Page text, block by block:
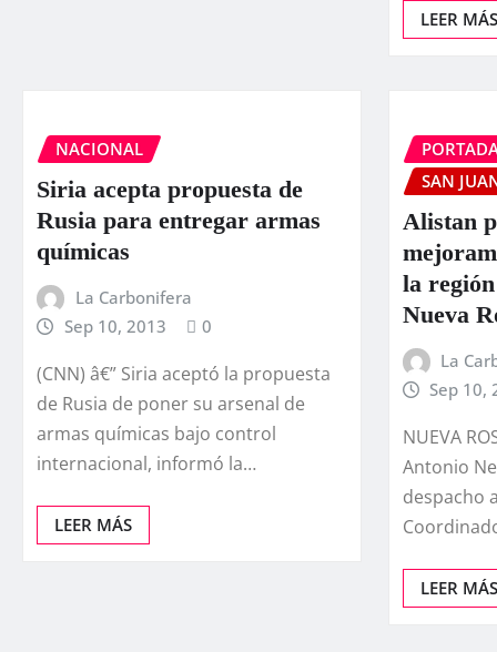
LEER MÁS
NACIONAL
Siria acepta propuesta de
Rusia para entregar armas
quí­micas
La Carbonifera
Sep 10, 2013
0
(CNN) â€” Siria aceptó la propuesta
de Rusia de poner su arsenal de
armas quí­micas bajo control
internacional, informó la…
LEER MÁS
SAN
Alistan
la
Nueva
La
Sep 10,
NUEVA
Antonio
despacho
LEER MÁS